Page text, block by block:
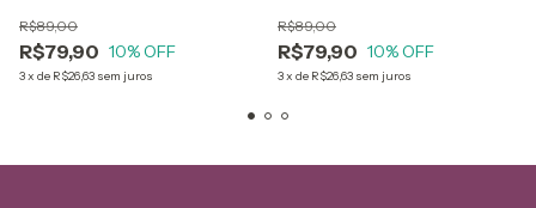
R$79,90
R$89,00
10% OFF
3x de R$26,63 sem juros
R$79,90
R$89,00
10% OFF
3x de R$26,63 sem juros